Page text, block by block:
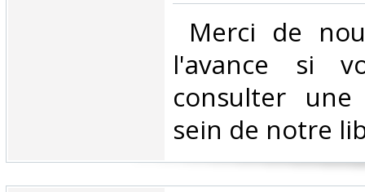
Merci de
l'avance si
consulter
sein de notre